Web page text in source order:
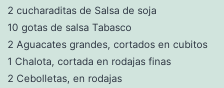
2 cucharaditas de Salsa de soja
10 gotas de salsa Tabasco
2 Aguacates grandes, cortados en cubitos
1 Chalota, cortada en rodajas finas
2 Cebolletas, en rodajas